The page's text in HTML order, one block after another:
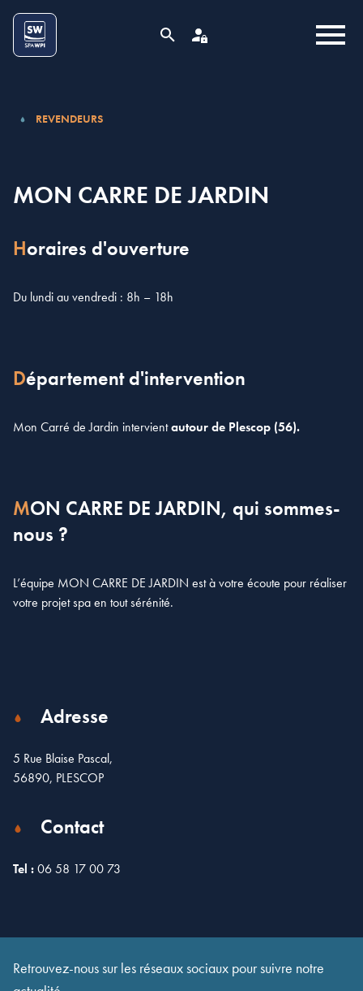
RECHERCHEESPACE PRO
MENU
REVENDEURS
MON CARRE DE JARDIN
Horaires d'ouverture
Du lundi au vendredi : 8h – 18h
Département d'intervention
Mon Carré de Jardin intervientautour de Plescop (56).
MON CARRE DE JARDIN, qui sommes-
nous ?
L’équipe MON CARRE DE JARDIN est à votre écoute pour réaliser
votre projet spa en tout sérénité.
Adresse
5 Rue Blaise Pascal,
56890, PLESCOP
Contact
Tel :06 58 17 00 73
−
Retrouvez-nous sur les réseaux sociaux pour suivre notre